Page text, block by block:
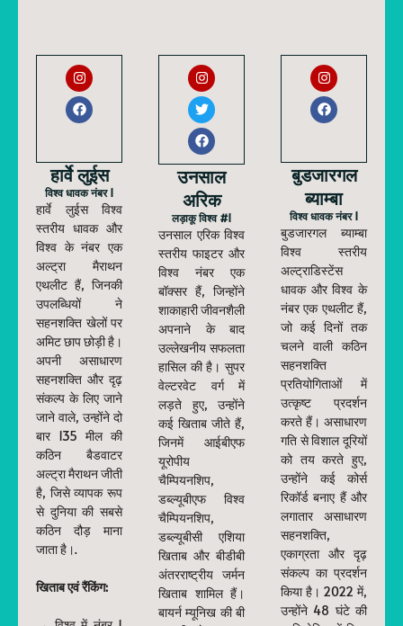
हार्वे लुईस
विश्व धावक नंबर 1
हार्वे लुईस विश्व
स्तरीय धावक और
विश्व के नंबर एक
अल्ट्रा मैराथन
एथलीट हैं, जिनकी
उपलब्धियों ने
सहनशक्ति खेलों पर
अमिट छाप छोड़ी है।
अपनी असाधारण
सहनशक्ति और दृढ़
संकल्प के लिए जाने
जाने वाले, उन्होंने दो
बार 135 मील की
कठिन बैडवाटर
अल्ट्रा मैराथन जीती
है, जिसे व्यापक रूप
से दुनिया की सबसे
कठिन दौड़ माना
जाता है।.
खिताब एवं रैंकिंग:
उनसाल
अरिक
लड़ाकू विश्व #1
उनसाल एरिक विश्व
स्तरीय फाइटर और
विश्व नंबर एक
बॉक्सर हैं, जिन्होंने
शाकाहारी जीवनशैली
अपनाने के बाद
उल्लेखनीय सफलता
हासिल की है। सुपर
वेल्टरवेट वर्ग में
लड़ते हुए, उन्होंने
कई खिताब जीते हैं,
जिनमें आईबीएफ
यूरोपीय
चैम्पियनशिप,
डब्ल्यूबीएफ विश्व
चैम्पियनशिप,
डब्ल्यूबीसी एशिया
खिताब और बीडीबी
अंतरराष्ट्रीय जर्मन
खिताब शामिल हैं।
बायर्न म्यूनिख की बी
बुडजारगल
ब्याम्बा
विश्व धावक नंबर 1
बुडजारगल ब्याम्बा
विश्व स्तरीय
अल्ट्राडिस्टेंस
धावक और विश्व के
नंबर एक एथलीट हैं,
जो कई दिनों तक
चलने वाली कठिन
सहनशक्ति
प्रतियोगिताओं में
उत्कृष्ट प्रदर्शन
करते हैं। असाधारण
गति से विशाल दूरियों
को तय करते हुए,
उन्होंने कई कोर्स
रिकॉर्ड बनाए हैं और
लगातार असाधारण
सहनशक्ति,
एकाग्रता और दृढ़
संकल्प का प्रदर्शन
किया है। 2022 में,
उन्होंने 48 घंटे की